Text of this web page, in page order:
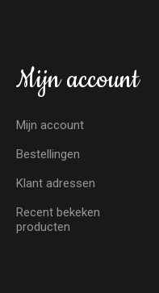
Mijn account
Mijn account
Bestellingen
Klant adressen
Recent bekeken
producten